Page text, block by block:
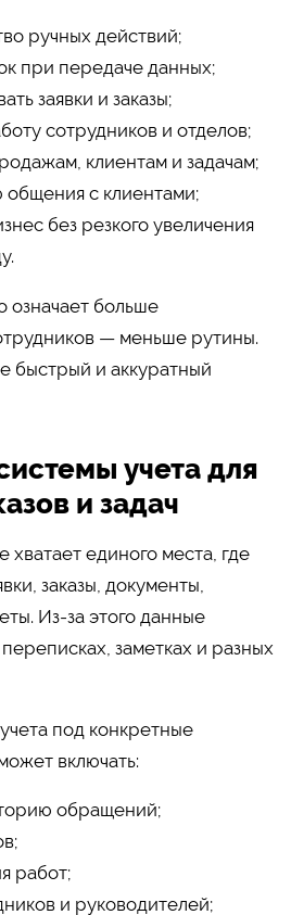
ручных действий;
при передаче данных;
заявки и заказы;
сотрудников и отделов;
клиентам и задачам;
общения с клиентами;
без резкого увеличения
означает больше
— меньше рутины.
быстрый и аккуратный
учета для
и задач
единого места, где
заказы, документы,
Из-за этого данные
заметках и разных
под конкретные
включать:
обращений;
работ;
и руководителей;